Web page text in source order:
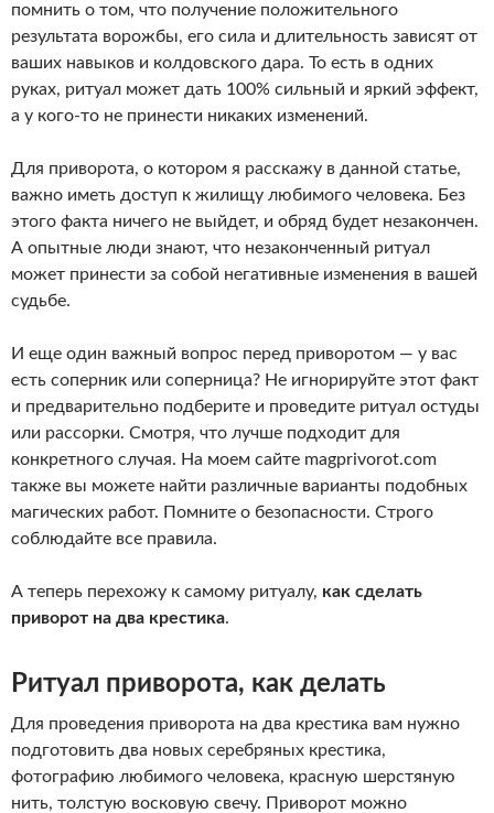
помнить о том, что получение положительного
результата ворожбы, его сила и длительность зависят от
ваших навыков и колдовского дара. То есть в одних
руках, ритуал может дать 100% сильный и яркий эффект,
а у кого-то не принести никаких изменений.
Для приворота, о котором я расскажу в данной статье,
важно иметь доступ к жилищу любимого человека. Без
этого факта ничего не выйдет, и обряд будет незакончен.
А опытные люди знают, что незаконченный ритуал
может принести за собой негативные изменения в вашей
судьбе.
И еще один важный вопрос перед приворотом — у вас
есть соперник или соперница? Не игнорируйте этот факт
и предварительно подберите и проведите ритуал остуды
или рассорки. Смотря, что лучше подходит для
конкретного случая. На моем сайте magprivorot.com
также вы можете найти различные варианты подобных
магических работ. Помните о безопасности. Строго
соблюдайте все правила.
А теперь перехожу к самому ритуалу, как сделать
приворот на два крестика.
Ритуал приворота, как делать
Для проведения приворота на два крестика вам нужно
подготовить два новых серебряных крестика,
фотографию любимого человека, красную шерстяную
нить, толстую восковую свечу. Приворот можно